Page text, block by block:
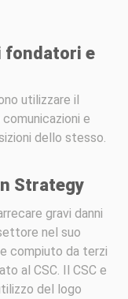
fondatori e
utilizzare il
e
dello stesso.
Strategy
gravi danni
nel suo
compiuto da terzi
al CSC. Il CSC e
del logo